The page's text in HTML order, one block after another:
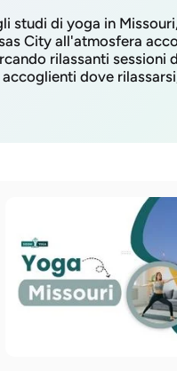
studi di yoga in
City all'atmosfera
rilassanti sessioni
dove